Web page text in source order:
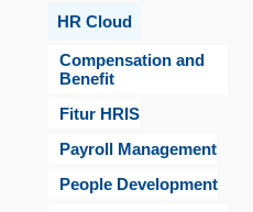
HR Cloud
Compensation and
Benefit
Fitur HRIS
Payroll Management
People Development